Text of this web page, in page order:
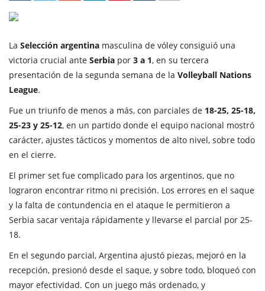
La Selección argentina masculina de vóley consiguió una
victoria crucial ante Serbia por 3 a 1, en su tercera
presentación de la segunda semana de la Volleyball Nations
League.
Fue un triunfo de menos a más, con parciales de 18-25, 25-18,
25-23 y 25-12, en un partido donde el equipo nacional mostró
carácter, ajustes tácticos y momentos de alto nivel, sobre todo
en el cierre.
El primer set fue complicado para los argentinos, que no
lograron encontrar ritmo ni precisión. Los errores en el saque
y la falta de contundencia en el ataque le permitieron a
Serbia sacar ventaja rápidamente y llevarse el parcial por 25-
18.
En el segundo parcial, Argentina ajustó piezas, mejoró en la
recepción, presionó desde el saque, y sobre todo, bloqueó con
mayor efectividad. Con un juego más ordenado, y